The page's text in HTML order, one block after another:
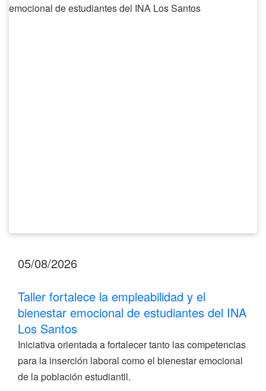
fortalece
05/08/2026
Taller fortalece la empleabilidad y el
bienestar emocional de estudiantes del INA
Los Santos
Iniciativa orientada a fortalecer tanto las competencias
para la inserción laboral como el bienestar emocional
de la población estudiantil.